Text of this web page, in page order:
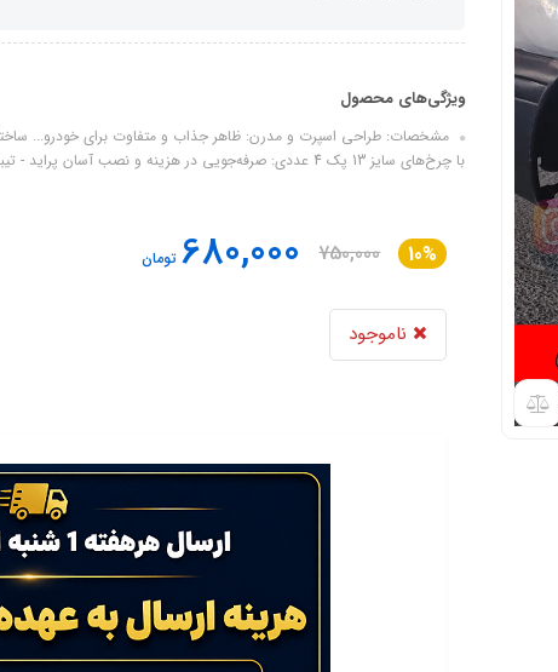
ویژگی‌های محصول
با چرخ‌های سایز 13 پک 4 عددی: صرفه‌جویی در هزینه و نصب آسان پراید - تیبا - و.....
10%
750,000
680,000تومان
ناموجود